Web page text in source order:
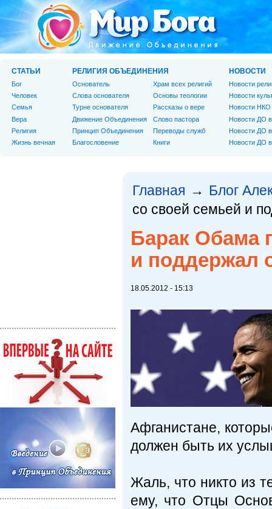
Главная → Блог
со своей семьей и
Барак Обама
и поддержал
18.05.2012 - 15:13
Афганистане,
должен быть их
Жаль, что никто из
ему, что Отцы
СТАТЬИ
Бог
Человек
Cемья
Вера
Религия
Жизнь вечная
РЕЛИГИЯ ОБЪЕДИНЕНИЯ
Основатель
Слова основателя
Турне основателя
Движение Объединения
Принцип Объединения
Благословение
Храм всех религий
Основы теологии
Рассказы о вере
Слово пастора
Переводы служб
Книги
НОВОСТИ
Новости
Новости
Новости НКО
Новости ДО
Новости ДО
Новости ДО